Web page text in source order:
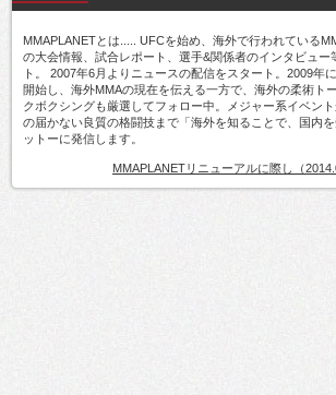
MMAPLANETとは..... UFCを始め、海外で行われている
の大会情報、試合レポート、選手&関係者のインタビュー
ト。 2007年6月よりニュースの配信をスタート。2009年
開始し、海外MMAの現在を伝える一方で、海外の柔術ト
クボクシングも厳選してフォロー中。メジャー系イベン
の届かない良質の格闘技まで「海外を知ることで、国内
ットーに発信します。
MMAPLANETリニューアルに際し（